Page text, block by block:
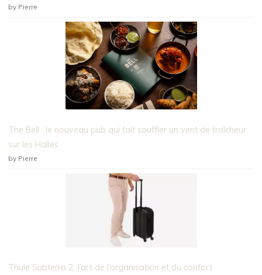
by Pierre
The Bell : le nouveau pub qui fait souffler un vent de fraîcheur
sur les Halles
by Pierre
Thule Subterra 2, l’art de l’organisation et du confort